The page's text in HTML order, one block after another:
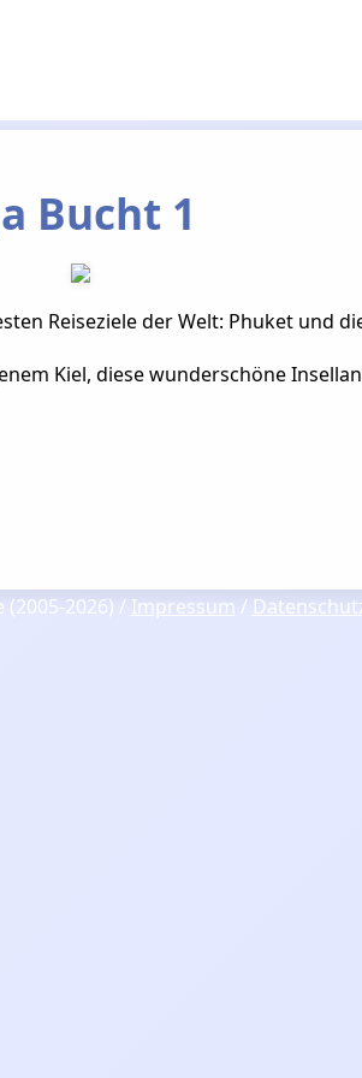
Bucht 1
Reiseziele der Welt: Phuket und
Kiel, diese wunderschöne
(2005-2026) / Impressum /